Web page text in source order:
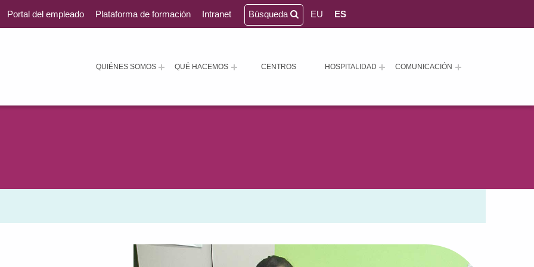
QUIÉNES SOMOS QUÉ HACEMOS CENTROS HOSPITALIDAD COMUNICACIÓN
Portal del empleado Plataforma de formación Intranet Búsqueda EU ES